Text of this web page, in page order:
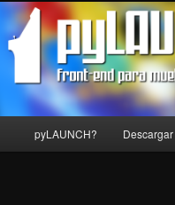
pyLAUNCH
Front-end para muebles
principal
Ir
pyLAUNCH? Descargar